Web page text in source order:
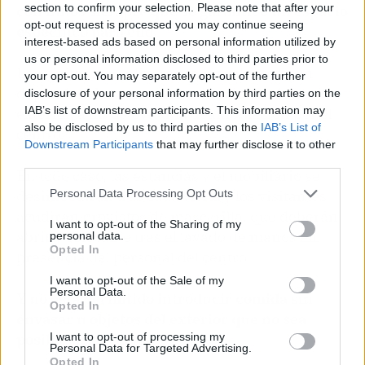
section to confirm your selection. Please note that after your
opt-out request is processed you may continue seeing
interest-based ads based on personal information utilized by
us or personal information disclosed to third parties prior to
your opt-out. You may separately opt-out of the further
disclosure of your personal information by third parties on the
IAB’s list of downstream participants. This information may
also be disclosed by us to third parties on the IAB’s List of
Downstream Participants that may further disclose it to other
Personal Data Processing Opt Outs
I want to opt-out of the Sharing of my
personal data.
Opted In
I want to opt-out of the Sale of my
Personal Data.
Opted In
I want to opt-out of processing my
Personal Data for Targeted Advertising.
Opted In
con niños siempre que se garantice un espacio
específico para ello.
Las visitas se realizarán, generalmente, en
dependencias con acceso directo desde el
exterior, a fin de evitar la deambulación por el
centro.
desinfectarán tras cada visita y los visitantes
acudirán provistos de mascarilla, que deberán
abrir y colocarse tras el lavado de manos en
presencia del personal del centro.
Y no está permitido introducir comida sin
posible desinfectar.